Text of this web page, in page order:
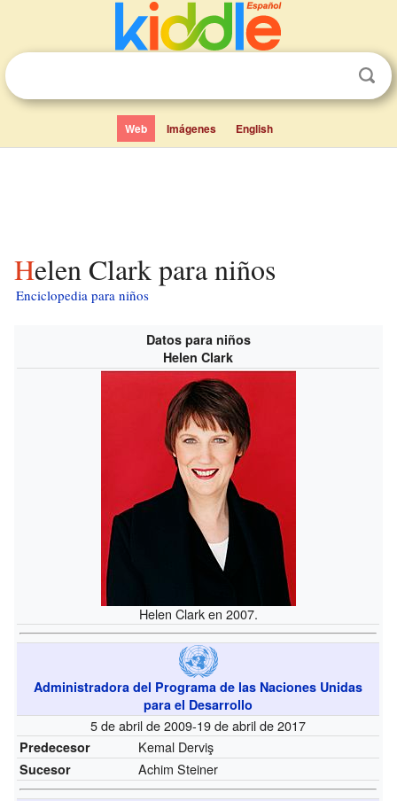
Web Imágenes English
Helen Clark para niños
Enciclopedia para niños
Datos para niños
Helen Clark
Helen Clark en 2007.
Administradora del Programa de las Naciones Unidas
para el Desarrollo
5 de abril de 2009-19 de abril de 2017
Predecesor Kemal Derviş
Sucesor Achim Steiner